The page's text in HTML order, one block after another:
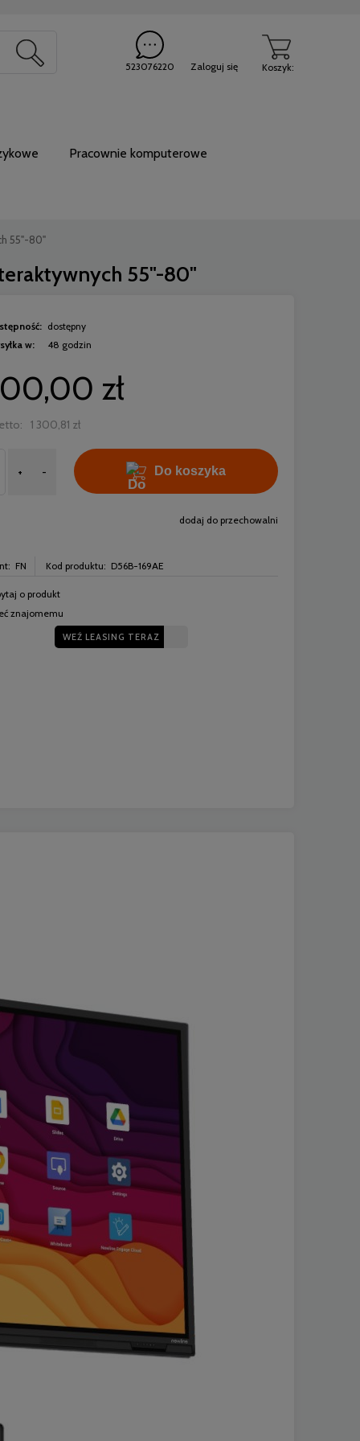
Koszyk:
523076220 Zaloguj się
Pracownie komputerowe
55"-80"
55"-80"
dostępny
w:
48 godzin
zł
1 300,81 zł
+ - Do koszyka
dodaj do przechowalni
FN Kod produktu: D56B-169AE
o produkt
znajomemu
WEŹ LEASING TERAZ